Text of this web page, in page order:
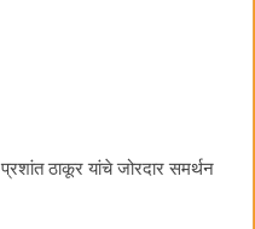
प्रशांत ठाकूर यांचे जोरदार समर्थन